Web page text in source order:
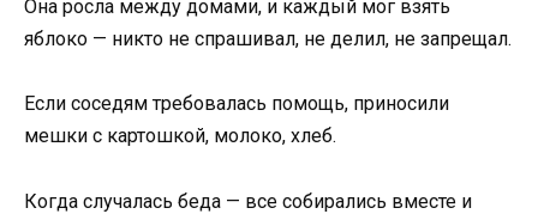
Она росла между домами, и каждый мог взять
яблоко — никто не спрашивал, не делил, не запрещал.
Если соседям требовалась помощь, приносили
мешки с картошкой, молоко, хлеб.
Когда случалась беда — все собирались вместе и